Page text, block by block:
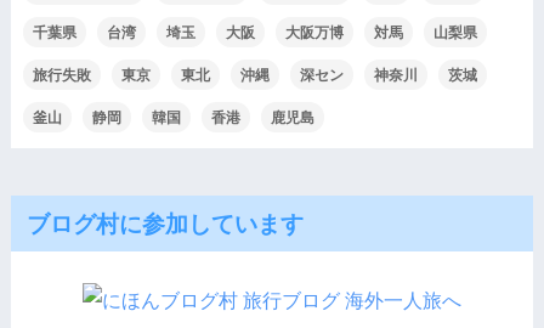
千葉県
台湾 埼玉 大阪 大阪万博 対馬
山梨県
旅行失敗
東京 東北 沖縄 深セン 神奈川
茨城
釜山
静岡 韓国 香港 鹿児島
ブログ村に参加しています